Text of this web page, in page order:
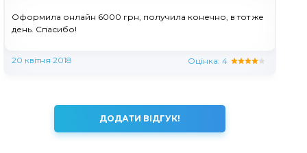
Оформила онлайн 6000 грн, получила конечно, в тот же
день. Спасибо!
20 квітня 2018 Оцінка: 4
ДОДАТИ ВІДГУК!